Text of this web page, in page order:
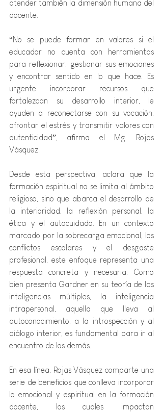
atender también la dimensión humana del
docente.
“No se puede formar en valores si el
educador no cuenta con herramientas
para reflexionar, gestionar sus emociones
y encontrar sentido en lo que hace. Es
urgente incorporar recursos que
fortalezcan su desarrollo interior, le
ayuden a reconectarse con su vocación,
afrontar el estrés y transmitir valores con
autenticidad”, afirma el Mg. Rojas
Vásquez.
Desde esta perspectiva, aclara que la
formación espiritual no se limita al ámbito
religioso, sino que abarca el desarrollo de
la interioridad, la reflexión personal, la
ética y el autocuidado. En un contexto
marcado por la sobrecarga emocional, los
conflictos escolares y el desgaste
profesional, este enfoque representa una
respuesta concreta y necesaria. Como
bien presenta Gardner en su teoría de las
inteligencias múltiples, la inteligencia
intrapersonal, aquella que lleva al
autoconocimiento, a la introspección y al
diálogo interior, es fundamental para ir al
encuentro de los demás.
En esa línea, Rojas Vásquez comparte una
serie de beneficios que conlleva incorporar
lo emocional y espiritual en la formación
docente, los cuales impactan